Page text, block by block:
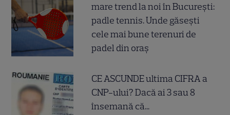
mare trend la noi în București:
padle tennis. Unde găsești
cele mai bune terenuri de
padel din oraș
CE ASCUNDE ultima CIFRA a
CNP-ului? Dacă ai 3 sau 8
însemană că...